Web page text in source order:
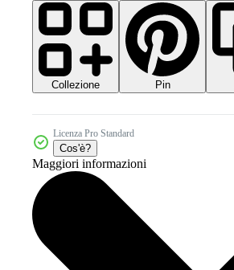
Collezione Pin
Licenza Pro Standard
Cos'è?
Maggiori informazioni